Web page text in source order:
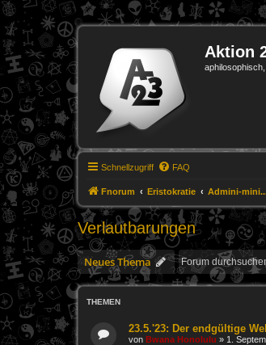
Aktion
Schnellzugriff FAQ
Fnorum Eristokratie Admini-
Verlautbarungen
Neues Thema
THEMEN
23.5.'23: Der endgültige
von Bwana Honolulu » 1.